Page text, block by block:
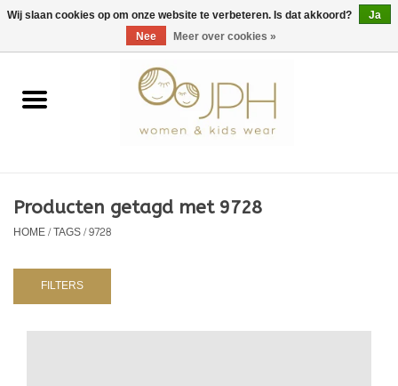
EUR/GBP/USD 0 Artikelen - €0,00
Home
Kids
NURSERY / TABLEWARE
Producten getagd met 9728
HOME/TAGS/9728
FILTERS
Wij slaan cookies op om onze website te verbeteren. Is dat akkoord?
Ja
Nee
Meer over cookies »